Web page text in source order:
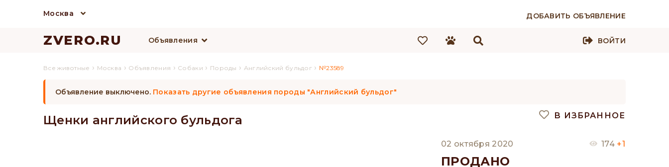
Москва ДОБАВИТЬ ОБЪЯВЛЕНИЕ
ZVERO.RU Объявления ВОЙТИ
Все животные › Москва › Объявления › Собаки › Породы › Английский бульдог › №23589
Объявление выключено. Показать другие объявления породы "Английский бульдог"
Щенки английского бульдога В ИЗБРАННОЕ
02 октября 2020 174 +1
ПРОДАНО